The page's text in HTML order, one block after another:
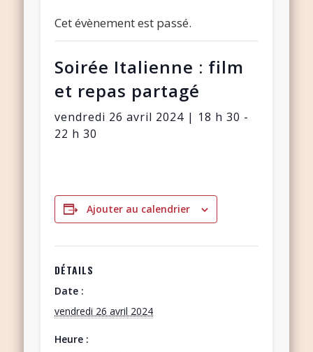
Cet évènement est passé.
Soirée Italienne : film
et repas partagé
vendredi 26 avril 2024 | 18 h 30 -
22 h 30
Ajouter au calendrier
DÉTAILS
Date :
vendredi 26 avril 2024
Heure :